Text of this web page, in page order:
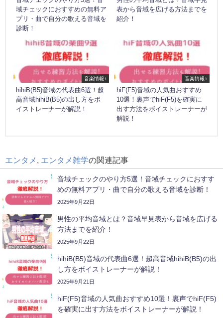
域チェックにおすすめの無料ア
プリ・曲で自分の歌える音域を
診断！
表から音域を広げる方法までを
紹介！
音楽情報♪
hihiB(B5)音域の代表曲6選！超
高音域hihiB(B5)の出し方をボ
イストレーナーが解説！
音楽情報♪
hiF(F5)音域の人気曲おすすめ
10選！裏声でhiF(F5)を確実に
出す方法をボイストレーナーが
解説！
エンタメ エンタメ雑学の関連記事
音域チェックのやり方5選！音域チェックにおすす
めの無料アプリ・曲で自分の歌える音域を診断！
2025年9月22日
男性の平均音域とは？音域早見表から音域を広げる
方法までを紹介！
2025年9月22日
hihiB(B5)音域の代表曲6選！超高音域hihiB(B5)の出
し方をボイストレーナーが解説！
2025年9月21日
hiF(F5)音域の人気曲おすすめ10選！裏声でhiF(F5)
を確実に出す方法をボイストレーナーが解説！